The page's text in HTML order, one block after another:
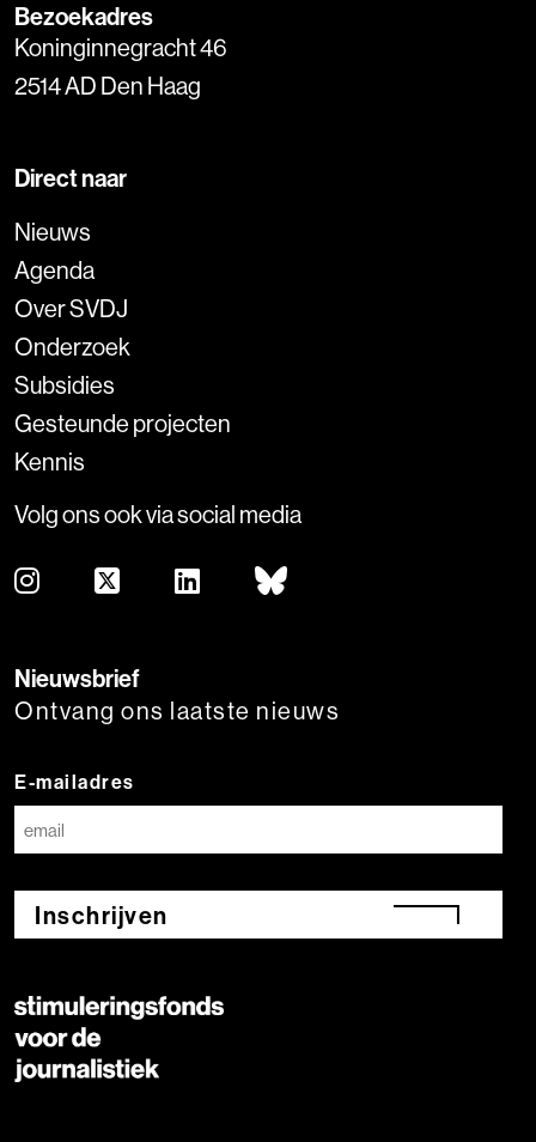
Bezoekadres
Koninginnegracht 46
2514 AD Den Haag
Direct naar
Nieuws
Agenda
Over SVDJ
Onderzoek
Subsidies
Gesteunde projecten
Kennis
Volg ons ook via social media
Nieuwsbrief
Ontvang ons laatste nieuws
E-mailadres
Inschrijven